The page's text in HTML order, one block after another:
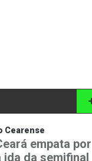
Cearense
empata por
ida da semifinal